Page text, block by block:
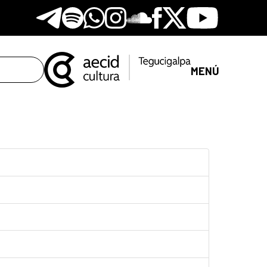
Telegram
SpotifyWhatsapp
Instagram
Soundclore
Facebook
X Youtube
MENÚ